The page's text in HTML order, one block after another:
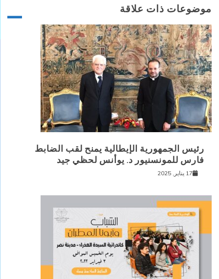
موضوعات ذات علاقة
رئيس الجمهورية الإيطالية يمنح لقب الضابط
فارس للمونسنيور د. يوأنس لحظي جيد
17 يناير, 2025